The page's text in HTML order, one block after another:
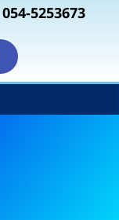
054-5253673